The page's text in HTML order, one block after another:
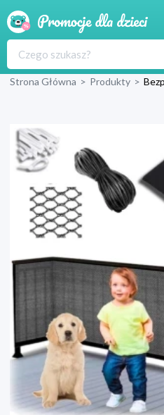
Strona Główna > Produkty >